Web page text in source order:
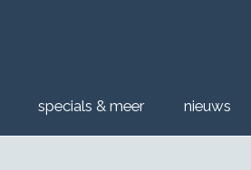
specials & meer nieuws